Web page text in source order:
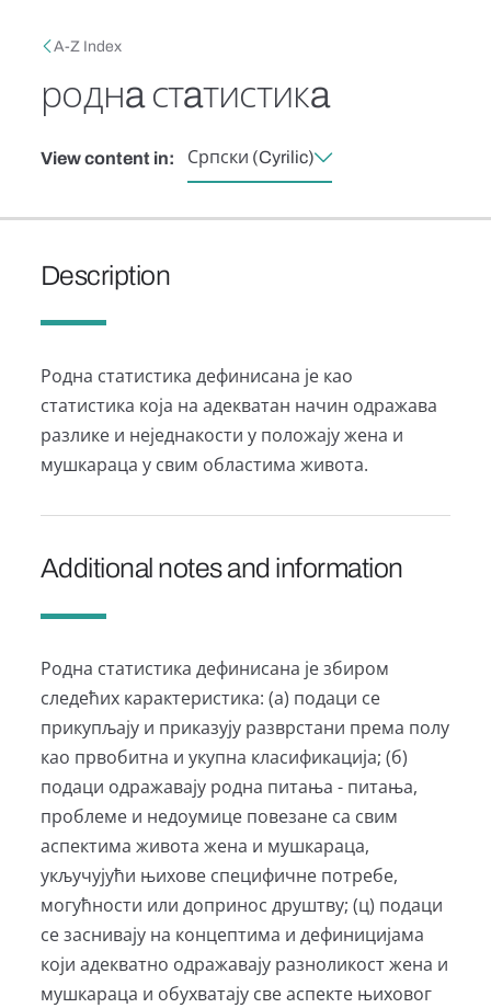
Breadcrumb
A-Z Index
роднa стaтистикa
View content in: Српски (Cyrilic)
Description
Родна статистика дефинисана је као
статистика која на адекватан начин одражава
разлике и неједнакости у положају жена и
мушкараца у свим областима живота.
Additional notes and information
Родна статистика дефинисана је збиром
следећих карактеристика: (а) подаци се
прикупљају и приказују разврстани према полу
као првобитна и укупна класификација; (б)
подаци одражавају родна питања - питања,
проблеме и недоумице повезане са свим
аспектима живота жена и мушкараца,
укључујући њихове специфичне потребе,
могућности или допринос друштву; (ц) подаци
се заснивају на концептима и дефиницијама
који адекватно одражавају разноликост жена и
мушкараца и обухватају све аспекте њиховог